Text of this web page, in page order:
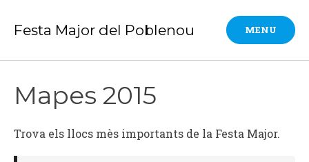
Festa Major del Poblenou MENU
Mapes 2015
Trova els llocs mès importants de la Festa Major.